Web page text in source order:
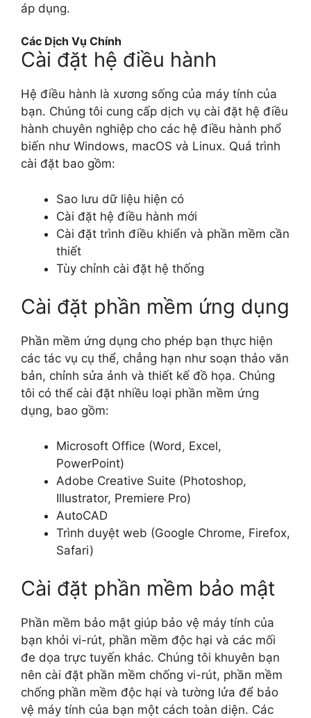
áp dụng.
Các Dịch Vụ Chính
Cài đặt hệ điều hành
Hệ điều hành là xương sống của máy tính của
bạn. Chúng tôi cung cấp dịch vụ cài đặt hệ điều
hành chuyên nghiệp cho các hệ điều hành phổ
biến như Windows, macOS và Linux. Quá trình
cài đặt bao gồm:
Sao lưu dữ liệu hiện có
Cài đặt hệ điều hành mới
Cài đặt trình điều khiển và phần mềm cần
thiết
Tùy chỉnh cài đặt hệ thống
Cài đặt phần mềm ứng dụng
Phần mềm ứng dụng cho phép bạn thực hiện
các tác vụ cụ thể, chẳng hạn như soạn thảo văn
bản, chỉnh sửa ảnh và thiết kế đồ họa. Chúng
tôi có thể cài đặt nhiều loại phần mềm ứng
dụng, bao gồm:
Microsoft Office (Word, Excel,
PowerPoint)
Adobe Creative Suite (Photoshop,
Illustrator, Premiere Pro)
AutoCAD
Trình duyệt web (Google Chrome, Firefox,
Safari)
Cài đặt phần mềm bảo mật
Phần mềm bảo mật giúp bảo vệ máy tính của
bạn khỏi vi-rút, phần mềm độc hại và các mối
đe dọa trực tuyến khác. Chúng tôi khuyên bạn
nên cài đặt phần mềm chống vi-rút, phần mềm
chống phần mềm độc hại và tường lửa để bảo
vệ máy tính của bạn một cách toàn diện. Các